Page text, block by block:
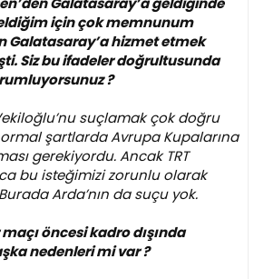
için çok memnunum
Galatasaray’a hizmet etmek
Siz bu ifadeler doğrultusunda
?
suçlamak çok doğru
şartlarda Avrupa Kupalarına
gerekiyordu. Ancak TRT
bu isteğimizi zorunlu olarak
Arda’nın da suçu yok.
öncesi kadro dışında
nedenleri mi var ?